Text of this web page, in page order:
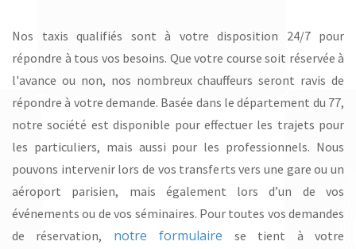
Nos taxis qualifiés sont à votre disposition 24/7 pour
répondre à tous vos besoins. Que votre course soit réservée à
l'avance ou non, nos nombreux chauffeurs seront ravis de
répondre à votre demande. Basée dans le département du 77,
notre société est disponible pour effectuer les trajets pour
les particuliers, mais aussi pour les professionnels. Nous
pouvons intervenir lors de vos transferts vers une gare ou un
aéroport parisien, mais également lors d’un de vos
événements ou de vos séminaires. Pour toutes vos demandes
de réservation, notre formulaire se tient à votre